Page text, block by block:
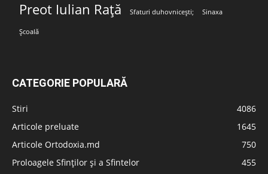
Preot Iulian Rață Sfaturi duhovnicești; Sinaxa
Școală
CATEGORIE POPULARĂ
Stiri
4086
Articole preluate
1645
Articole Ortodoxia.md
750
Proloagele Sfinților și a Sfintelor
455